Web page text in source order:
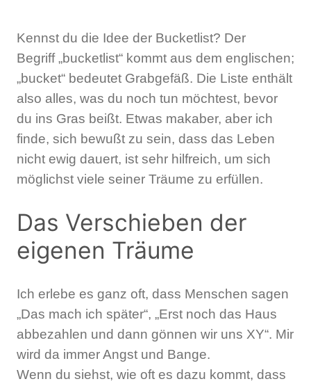
Kennst du die Idee der Bucketlist? Der
Begriff „bucketlist“ kommt aus dem englischen;
„bucket“ bedeutet Grabgefäß. Die Liste enthält
also alles, was du noch tun möchtest, bevor
du ins Gras beißt. Etwas makaber, aber ich
finde, sich bewußt zu sein, dass das Leben
nicht ewig dauert, ist sehr hilfreich, um sich
möglichst viele seiner Träume zu erfüllen.
Das Verschieben der
eigenen Träume
Ich erlebe es ganz oft, dass Menschen sagen
„Das mach ich später“, „Erst noch das Haus
abbezahlen und dann gönnen wir uns XY“. Mir
wird da immer Angst und Bange.
Wenn du siehst, wie oft es dazu kommt, dass